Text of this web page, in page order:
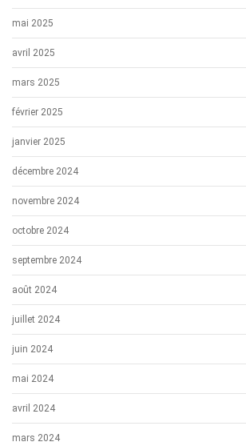
mai 2025
avril 2025
mars 2025
février 2025
janvier 2025
décembre 2024
novembre 2024
octobre 2024
septembre 2024
août 2024
juillet 2024
juin 2024
mai 2024
avril 2024
mars 2024